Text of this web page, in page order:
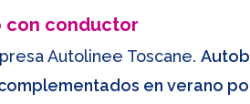
con conductor
Autolinee Toscane.
en verano